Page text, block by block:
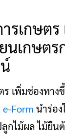
รเกษต
นเกษตร
ร เพิ่มช่องทาง
e-Form นำร่อ
กไม้ผล ไม้ยื